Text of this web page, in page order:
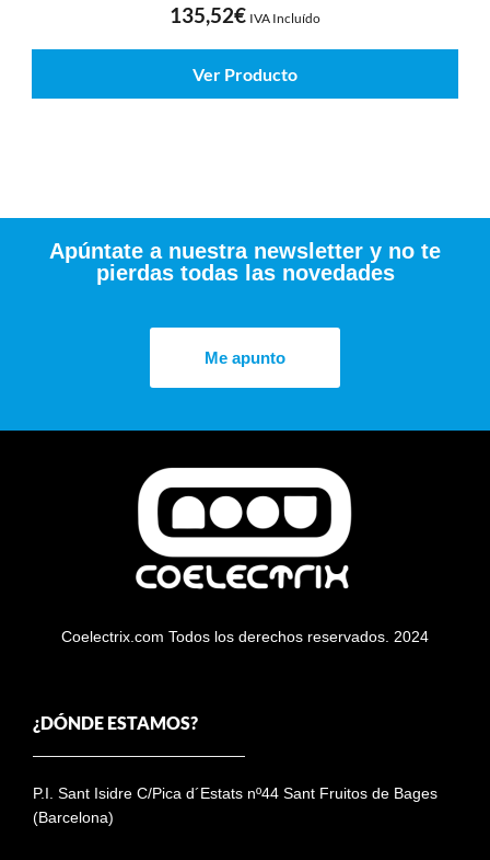
135,52€ IVA Incluído
Ver Producto
Apúntate a nuestra newsletter y no te
pierdas todas las novedades
Me apunto
Coelectrix.com Todos los derechos reservados. 2024
¿DÓNDE ESTAMOS?
P.I. Sant Isidre C/Pica d´Estats nº44 Sant Fruitos de Bages
(Barcelona)